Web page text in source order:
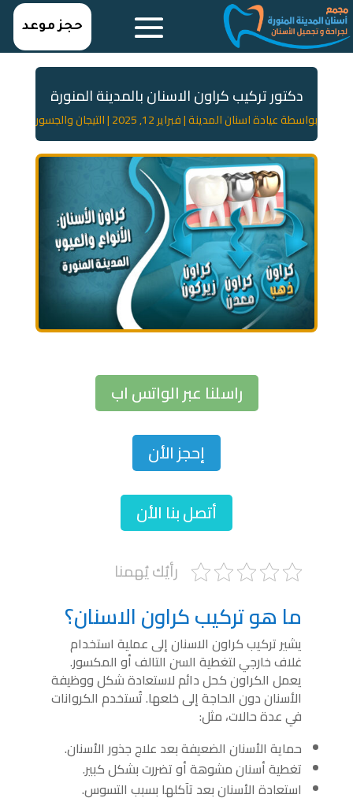
حجز موعد
دكتور تركيب كراون الاسنان بالمدينة المنورة
بواسطةعيادة اسنان المدينة|فبراير 12, 2025 |التيجان والجسور
راسلنا عبر الواتس اب
إحجز الأن
أتصل بنا الأن
رأيُك يُهمنا
ما هو تركيب كراون الاسنان؟
يشير تركيب كراون الاسنان إلى عملية استخدام
غلاف خارجي لتغطية السن التالف أو المكسور.
يعمل الكراون كحل دائم لاستعادة شكل ووظيفة
الأسنان دون الحاجة إلى خلعها. تُستخدم الكروانات
في عدة حالات، مثل:
حماية الأسنان الضعيفة بعد علاج جذور الأسنان.
تغطية أسنان مشوهة أو تضررت بشكل كبير.
استعادة الأسنان بعد تآكلها بسبب التسوس.